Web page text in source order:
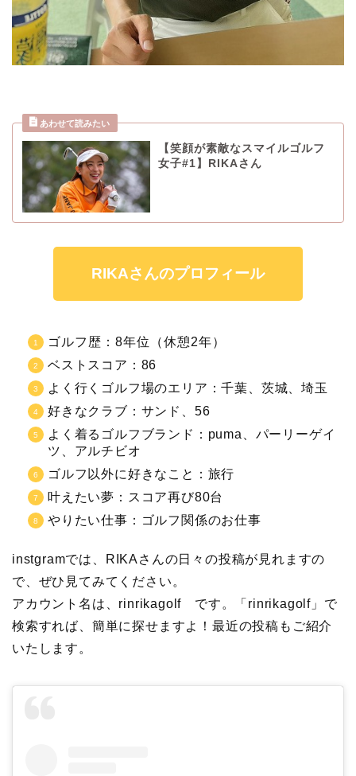
【笑顔が素敵なスマイルゴルフ
女子#1】RIKAさん
RIKAさんのプロフィール
ゴルフ歴：8年位（休憩2年）
ベストスコア： 86
よく行くゴルフ場のエリア：千葉 、茨城、埼玉
好きなクラブ： サンド、56
よく着るゴルフブランド： puma、パーリーゲイ
ツ、アルチビオ
ゴルフ以外に好きなこと： 旅行
叶えたい夢：スコア再び80台
やりたい仕事： ゴルフ関係のお仕事
instgramでは、RIKAさんの日々の投稿が見れますの
で、ぜひ見てみてください。
アカウント名は、rinrikagolf です。「rinrikagolf」で
検索すれば、簡単に探せますよ！最近の投稿もご紹介
いたします。